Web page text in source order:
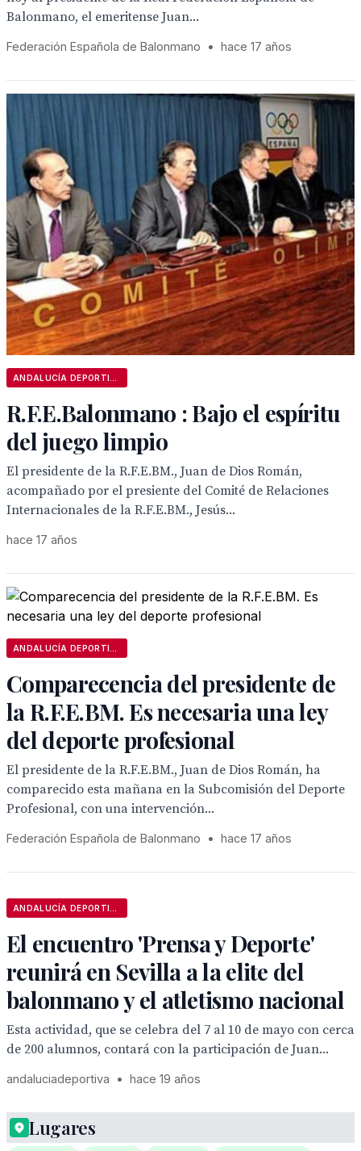
Balonmano, el emeritense Juan...
Federación Española de Balonmano • hace 17 años
R.F.E.Balonmano : Bajo el espíritu
del juego limpio
El presidente de la R.F.E.BM., Juan de Dios Román,
acompañado por el presiente del Comité de Relaciones
Internacionales de la R.F.E.BM., Jesús...
hace 17 años
Comparecencia del presidente de
la R.F.E.BM. Es necesaria una ley
del deporte profesional
El presidente de la R.F.E.BM., Juan de Dios Román, ha
comparecido esta mañana en la Subcomisión del Deporte
Profesional, con una intervención...
Federación Española de Balonmano • hace 17 años
El encuentro 'Prensa y Deporte'
reunirá en Sevilla a la elite del
balonmano y el atletismo nacional
Esta actividad, que se celebra del 7 al 10 de mayo con cerca
de 200 alumnos, contará con la participación de Juan...
andaluciadeportiva • hace 19 años
Lugares